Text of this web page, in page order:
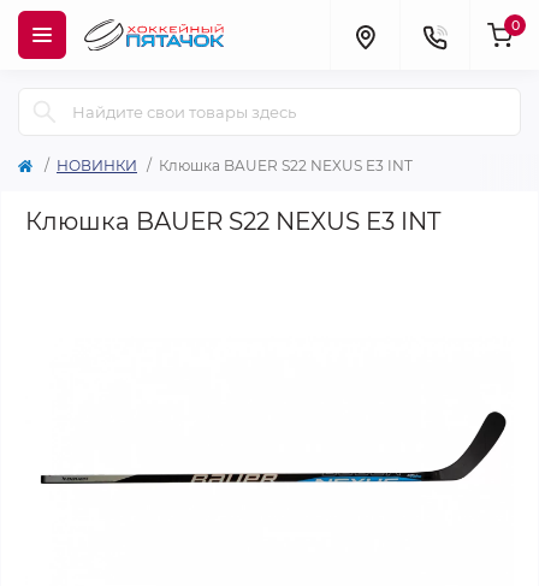
0
НОВИНКИ Клюшка BAUER S22 NEXUS E3 INT
Клюшка BAUER S22 NEXUS E3 INT